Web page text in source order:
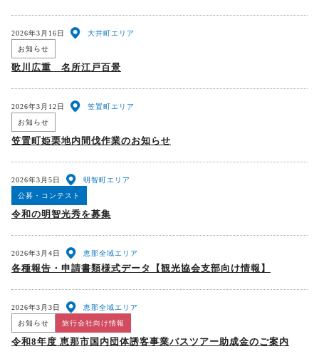
歌川広重 名所江戸百景
お知らせ
2026年3月16日 大井町エリア
笠置町姫栗地内間伐作業のお知らせ
お知らせ
2026年3月12日 笠置町エリア
令和の明智光秀を募集
公募・コンテスト
2026年3月5日 明智町エリア
各種報告・申請書類様式データ【観光協会支部向け情報】
2026年3月4日 恵那全域エリア
令和8年度 恵那市国内団体誘客事業バスツアー助成金のご案内
お知らせ 旅行会社向け情報
2026年3月3日 恵那全域エリア